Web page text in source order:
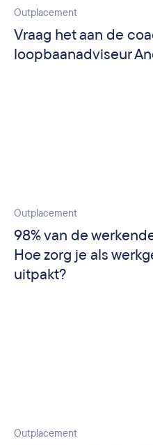
Outplacement
Vraag het aan de
loopbaanadviseur
Outplacement
98% van de
Hoe zorg je als
uitpakt?
Outplacement